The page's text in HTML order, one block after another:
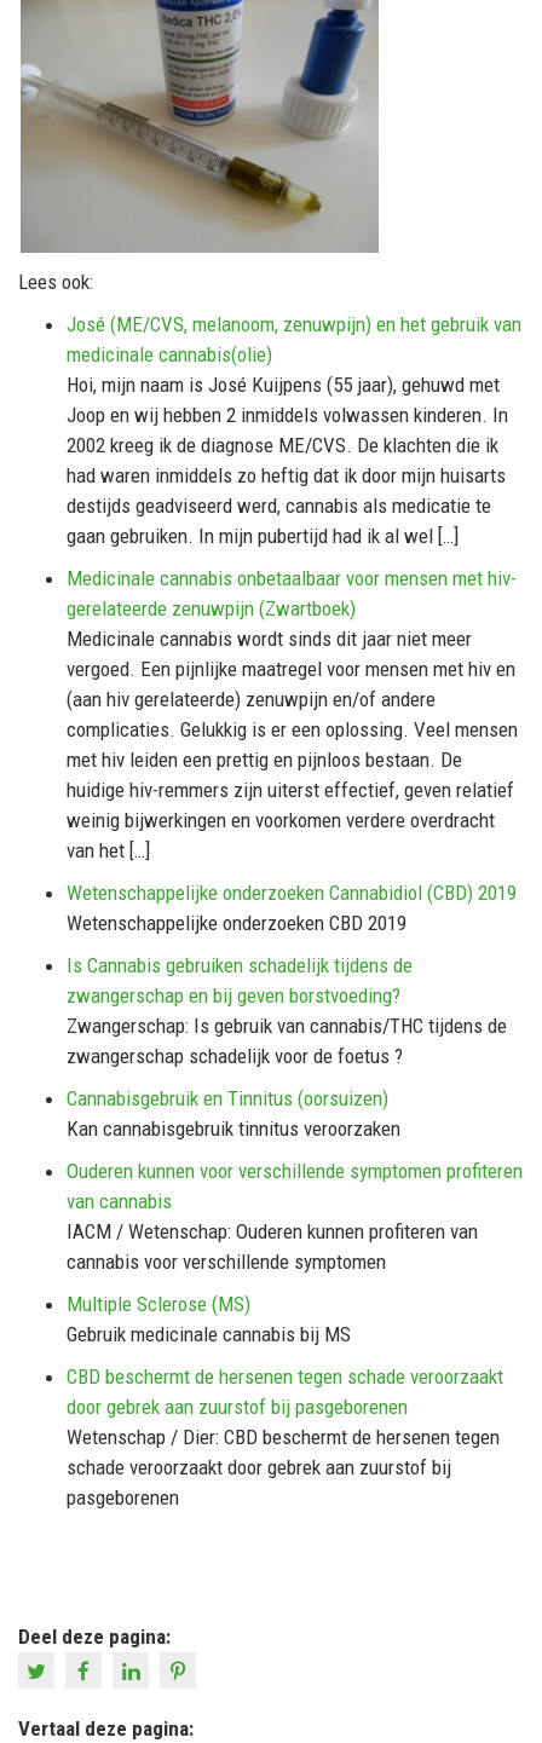
Lees ook:
José (ME/CVS, melanoom, zenuwpijn) en het gebruik van
medicinale cannabis(olie)
Hoi, mijn naam is José Kuijpens (55 jaar), gehuwd met
Joop en wij hebben 2 inmiddels volwassen kinderen. In
2002 kreeg ik de diagnose ME/CVS. De klachten die ik
had waren inmiddels zo heftig dat ik door mijn huisarts
destijds geadviseerd werd, cannabis als medicatie te
gaan gebruiken. In mijn pubertijd had ik al wel […]
Medicinale cannabis onbetaalbaar voor mensen met hiv-
gerelateerde zenuwpijn (Zwartboek)
Medicinale cannabis wordt sinds dit jaar niet meer
vergoed. Een pijnlijke maatregel voor mensen met hiv en
(aan hiv gerelateerde) zenuwpijn en/of andere
complicaties. Gelukkig is er een oplossing. Veel mensen
met hiv leiden een prettig en pijnloos bestaan. De
huidige hiv-remmers zijn uiterst effectief, geven relatief
weinig bijwerkingen en voorkomen verdere overdracht
van het […]
Wetenschappelijke onderzoeken Cannabidiol (CBD) 2019
Wetenschappelijke onderzoeken CBD 2019
Is Cannabis gebruiken schadelijk tijdens de
zwangerschap en bij geven borstvoeding?
Zwangerschap: Is gebruik van cannabis/THC tijdens de
zwangerschap schadelijk voor de foetus ?
Cannabisgebruik en Tinnitus (oorsuizen)
Kan cannabisgebruik tinnitus veroorzaken
Ouderen kunnen voor verschillende symptomen profiteren
van cannabis
IACM / Wetenschap: Ouderen kunnen profiteren van
cannabis voor verschillende symptomen
Multiple Sclerose (MS)
Gebruik medicinale cannabis bij MS
CBD beschermt de hersenen tegen schade veroorzaakt
door gebrek aan zuurstof bij pasgeborenen
Wetenschap / Dier: CBD beschermt de hersenen tegen
schade veroorzaakt door gebrek aan zuurstof bij
pasgeborenen
Deel deze pagina:
Vertaal deze pagina: